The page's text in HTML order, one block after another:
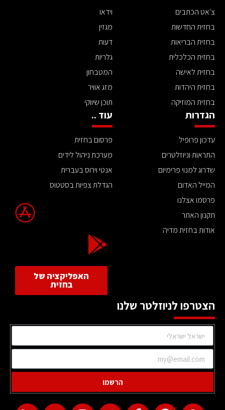
צ'אט הכתבים
בחזית החדשות
בחזית הבריאות
בחזית הכלכלית
בחזית לאישה
בחזית היהדות
בחזית המוזיקה
וידאו
מגזין
דעות
גלריות
המטבחון
מזג אוויר
תוכן שיווקי
הגדרות
עדכון פרופיל
התראות וניוזלטרים
שדרוג למנוי פרימיום
המייל האדום
פרסמו אצלנו
תקנון האתר
אודות בחזית מדיה
עוד ..
פרסום בחזית
מערכת ניהול לידים
אנטי וירוס בעברית
הגדלת צפיות בסטטוס
האפליקציה של
בחזית
הצטרפו לניוזלטר שלנו
הרשמו